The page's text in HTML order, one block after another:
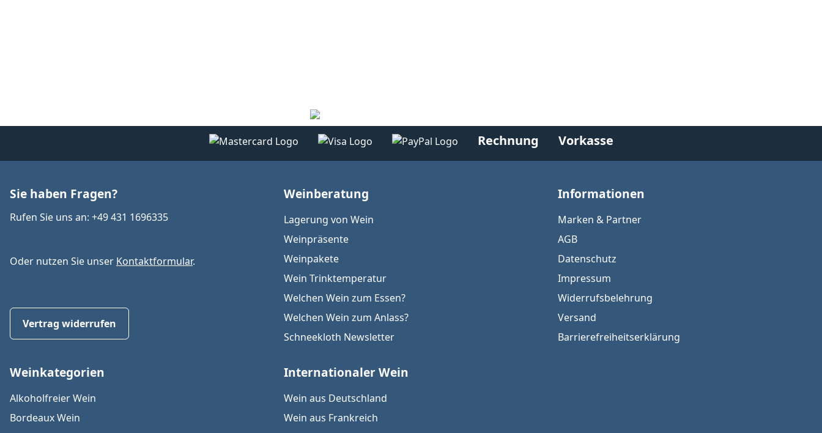
Rechnung Vorkasse
Sie haben Fragen?
Rufen Sie uns an: +49 431 1696335
Oder nutzen Sie unser Kontaktformular.
Vertrag widerrufen
Weinberatung
Lagerung von Wein
Weinpräsente
Weinpakete
Wein Trinktemperatur
Welchen Wein zum Essen?
Welchen Wein zum Anlass?
Schneekloth Newsletter
Informationen
Marken & Partner
AGB
Datenschutz
Impressum
Widerrufsbelehrung
Versand
Barrierefreiheitserklärung
Weinkategorien
Alkoholfreier Wein
Bordeaux Wein
Internationaler Wein
Wein aus Deutschland
Wein aus Frankreich